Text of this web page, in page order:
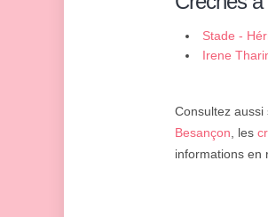
Stade -
Irene
Consultez
Besançon , les
informations en